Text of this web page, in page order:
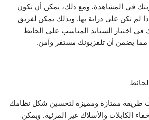
في المشاهدة. ومع ذلك، يمكن أن تكون
لم تكن على دراية بها. وبذلك يمكن لفريق
في اختيار الستاند المناسب على الحائط
يضمن أن تلفزيونك مستقر وآمن.
طريقة ممتازة ومميزة لتحسين شكل نظامك
الكابلات والأسلاك غير المرئية. ويمكن